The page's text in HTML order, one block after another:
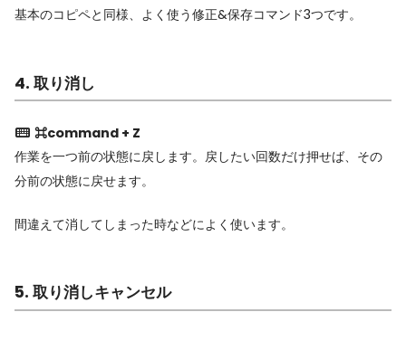
基本のコピペと同様、よく使う修正&保存コマンド3つです。
4. 取り消し
⌘command + Z
作業を一つ前の状態に戻します。戻したい回数だけ押せば、その
分前の状態に戻せます。
間違えて消してしまった時などによく使います。
5. 取り消しキャンセル